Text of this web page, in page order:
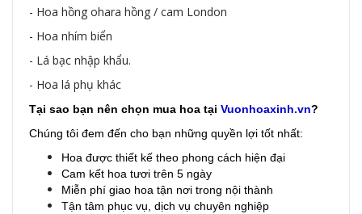
- Hoa hồng ohara hồng / cam London
- Hoa nhím biển
- Lá bạc nhập khẩu.
- Hoa lá phụ khác
Tại sao bạn nên chọn mua hoa tại Vuonhoaxinh.vn?
Chúng tôi đem đến cho bạn những quyền lợi tốt nhất:
Hoa được thiết kế theo phong cách hiện đại
Cam kết hoa tươi trên 5 ngày
Miễn phí giao hoa tận nơi trong nội thành
Tận tâm phục vụ, dịch vụ chuyên nghiệp